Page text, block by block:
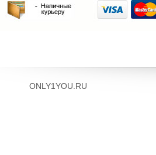
ONLY1YOU.RU